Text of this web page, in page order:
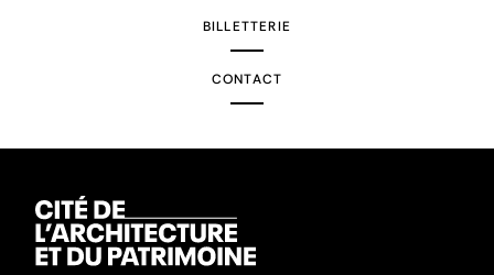
BILLETTERIE
CONTACT